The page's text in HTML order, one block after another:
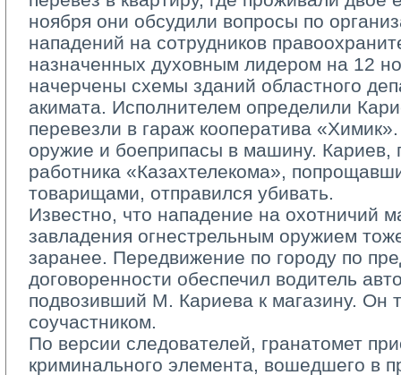
ноября они обсудили вопросы по
нападений на сотрудников
назначенных духовным лидером на 12
начерчены схемы зданий областного
акимата. Исполнителем определили
перевезли в гараж кооператива
оружие и боеприпасы в машину. Кариев,
работника «Казахтелекома»,
товарищами, отправился убивать.
Известно, что нападение на охотничий
завладения огнестрельным оружием
заранее. Передвижение по городу по
договоренности обеспечил водитель
подвозивший М. Кариева к магазину. Он
соучастником.
По версии следователей, гранатомет
криминального элемента, вошедшего в